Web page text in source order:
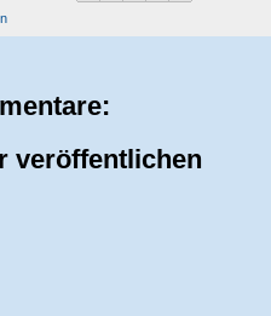
veröffentlichen